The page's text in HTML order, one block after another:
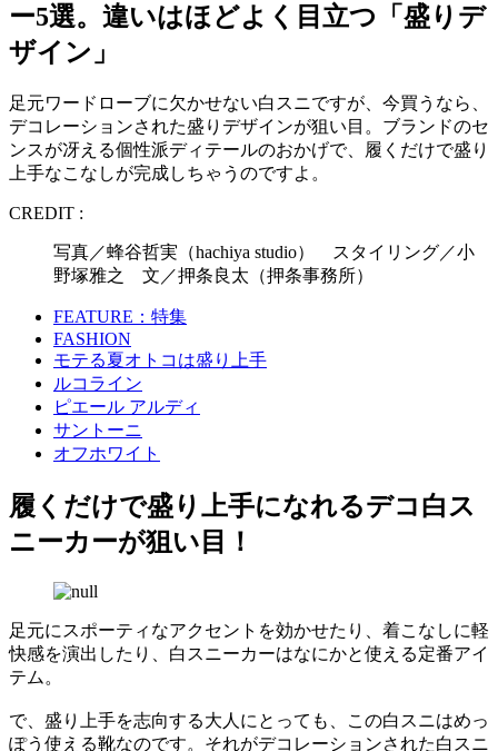
ー5選。違いはほどよく目立つ「盛りデ
ザイン」
足元ワードローブに欠かせない白スニですが、今買うなら、
デコレーションされた盛りデザインが狙い目。ブランドのセ
ンスが冴える個性派ディテールのおかげで、履くだけで盛り
上手なこなしが完成しちゃうのですよ。
CREDIT :
写真／蜂谷哲実（hachiya studio） スタイリング／小
野塚雅之 文／押条良太（押条事務所）
FEATURE：特集
FASHION
モテる夏オトコは盛り上手
ルコライン
ピエール アルディ
サントーニ
オフホワイト
履くだけで盛り上手になれるデコ白ス
ニーカーが狙い目！
足元にスポーティなアクセントを効かせたり、着こなしに軽
快感を演出したり、白スニーカーはなにかと使える定番アイ
テム。
で、盛り上手を志向する大人にとっても、この白スニはめっ
ぽう使える靴なのです。それがデコレーションされた白スニ